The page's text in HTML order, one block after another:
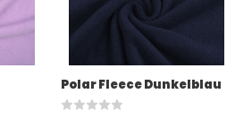
Polar Fleece Dunkelblau